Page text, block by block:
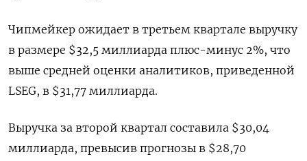
Чипмейкер ожидает в третьем квартале выручку
в размере $32,5 миллиарда плюс-минус 2%, что
выше средней оценки аналитиков, приведенной
LSEG, в $31,77 миллиарда.
Выручка за второй квартал составила $30,04
миллиарда, превысив прогнозы в $28,70